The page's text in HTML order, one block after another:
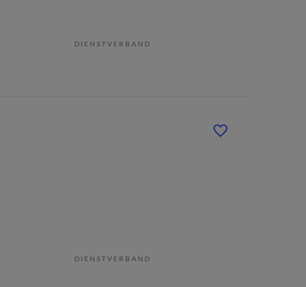
DIENSTVERBAND
DIENSTVERBAND